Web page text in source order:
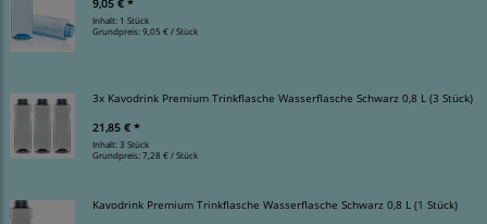
Inhalt: 1 Stück
Grundpreis:9,05 € / Stück
3x Kavodrink Premium Trinkflasche Wasserflasche Schwarz 0,8 L (3 Stück)
21,85 € *
Inhalt: 3 Stück
Grundpreis:7,28 € / Stück
Kavodrink Premium Trinkflasche Wasserflasche Schwarz 0,8 L (1 Stück)